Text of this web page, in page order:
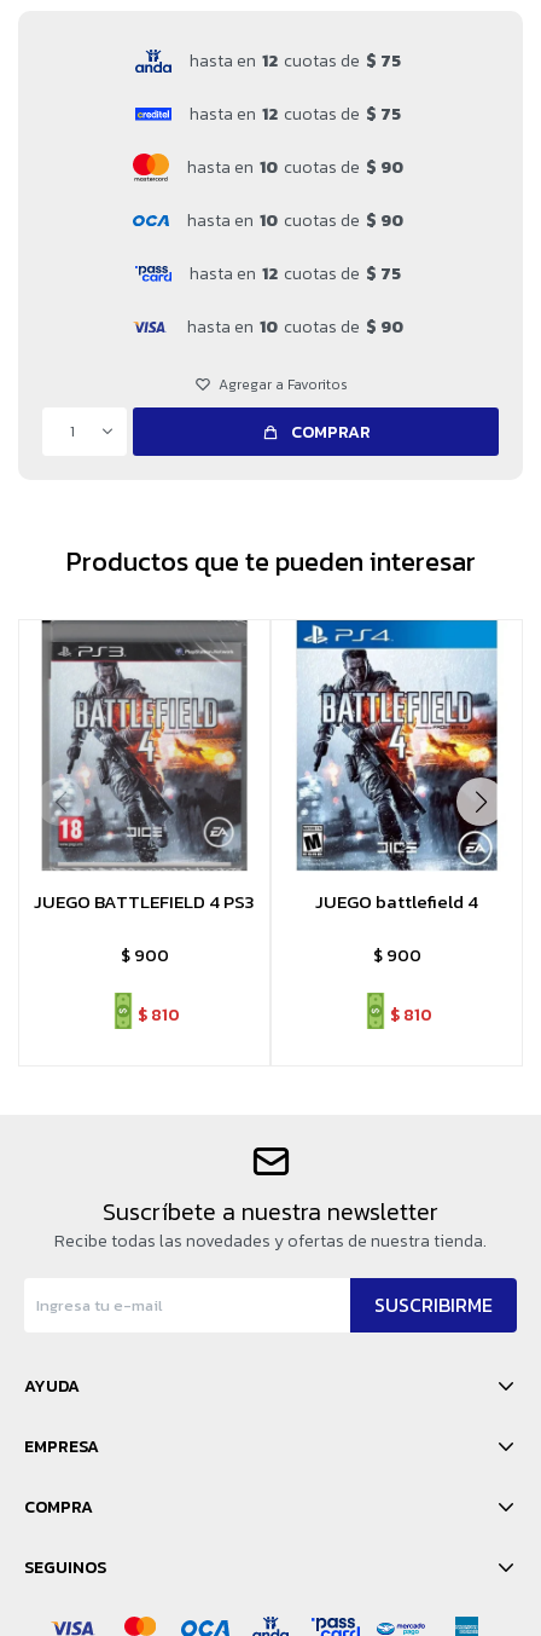
hasta en 12 cuotas de $ 75
hasta en 12 cuotas de $ 75
hasta en 10 cuotas de $ 90
hasta en 10 cuotas de $ 90
hasta en 12 cuotas de $ 75
hasta en 10 cuotas de $ 90
1 COMPRAR
Productos que te pueden interesar
JUEGO BATTLEFIELD 4 PS3
$ 900
$810
JUEGO battlefield 4
$ 900
$810
Suscríbete a nuestra newsletter
Recibe todas las novedades y ofertas de nuestra tienda.
SUSCRIBIRME
AYUDA
EMPRESA
COMPRA
SEGUINOS